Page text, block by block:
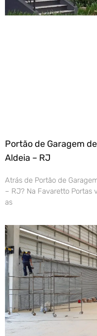
Portão de Garagem
Aldeia – RJ
Atrás de Portão de
– RJ? Na Favaretto Portas
as